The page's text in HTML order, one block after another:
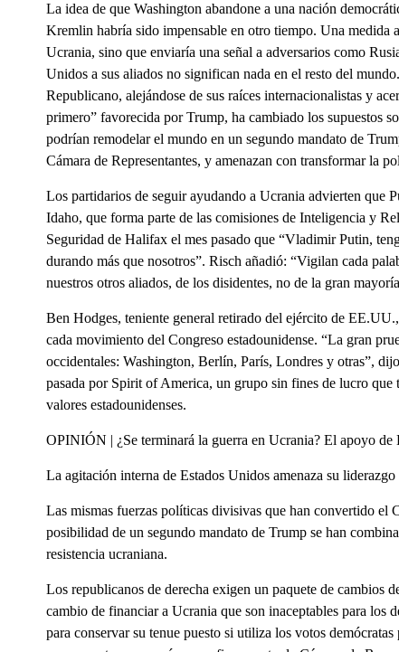
La idea de que Washington abandone a una nación
Kremlin habría sido impensable en otro tiempo. Una medida
Ucrania, sino que enviaría una señal a adversarios como
Unidos a sus aliados no significan nada en el resto del
Republicano, alejándose de sus raíces internacionalistas y
primero” favorecida por Trump, ha cambiado los supuestos
podrían remodelar el mundo en un segundo mandato de
Cámara de Representantes, y amenazan con transformar la
Los partidarios de seguir ayudando a Ucrania advierten que
Idaho, que forma parte de las comisiones de Inteligencia y
Seguridad de Halifax el mes pasado que “Vladimir Putin,
durando más que nosotros”. Risch añadió: “Vigilan cada
nuestros otros aliados, de los disidentes, no de la gran
Ben Hodges, teniente general retirado del ejército de
cada movimiento del Congreso estadounidense. “La gran
occidentales: Washington, Berlín, París, Londres y otras”,
pasada por Spirit of America, un grupo sin fines de lucro
valores estadounidenses.
OPINIÓN | ¿Se terminará la guerra en Ucrania? El apoyo
La agitación interna de Estados Unidos amenaza su
Las mismas fuerzas políticas divisivas que han convertido el
posibilidad de un segundo mandato de Trump se han
resistencia ucraniana.
Los republicanos de derecha exigen un paquete de cambios
cambio de financiar a Ucrania que son inaceptables para los
para conservar su tenue puesto si utiliza los votos